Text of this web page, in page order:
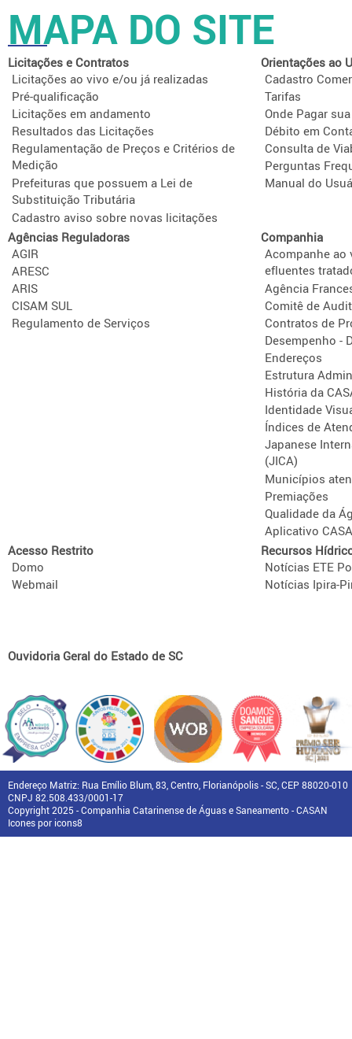
MAPA DO SITE
Licitações e Contratos
Licitações ao vivo e/ou já realizadas
Pré-qualificação
Licitações em andamento
Resultados das Licitações
Regulamentação de Preços e Critérios de
Medição
Prefeituras que possuem a Lei de
Substituição Tributária
Cadastro aviso sobre novas licitações
Orientações ao
Cadastro
Tarifas
Onde Pagar
Débito em
Consulta de
Perguntas
Manual do
Agências Reguladoras
AGIR
ARESC
ARIS
CISAM SUL
Regulamento de Serviços
Companhia
Acompanhe ao
efluentes
Agência
Comitê de
Contratos de
Desempenho -
Endereços
Estrutura
História da
Identidade
Índices de
Japanese
(JICA)
Municípios
Premiações
Qualidade da
Aplicativo
Acesso Restrito
Domo
Webmail
Recursos
Notícias ETE
Notícias Ipira-
Ouvidoria Geral do Estado de SC
Endereço Matriz: Rua Emílio Blum, 83, Centro, Florianópolis - SC, CEP 88020-010
CNPJ 82.508.433/0001-17
Copyright 2025 - Companhia Catarinense de Águas e Saneamento - CASAN
Icones por icons8